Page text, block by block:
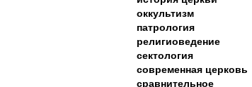
оккультизм
патрология
религиоведение
сектология
современная церковь
сравнительное